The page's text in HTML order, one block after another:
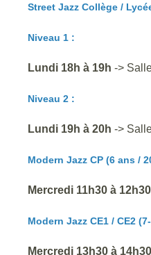
Street Jazz Collège /
Niveau 1 :
Lundi 18h à 19h ->
Niveau 2 :
Lundi 19h à 20h ->
Modern Jazz CP (6 ans /
Mercredi 11h30 à 12h30
Modern Jazz CE1 / CE2
Mercredi 13h30 à 14h30